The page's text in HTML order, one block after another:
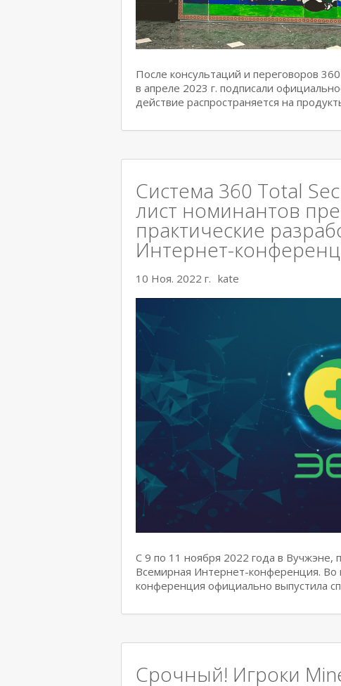
После консультаций и переговоров
в апреле 2023 г. подписали
действие распространяется на
Система 360 Total
лист номинантов
практические
Интернет-
10 Ноя. 2022 г. kate
С 9 по 11 ноября 2022 года в
Всемирная Интернет-конференция. Во
конференция официально выпустила
Срочный! Игроки